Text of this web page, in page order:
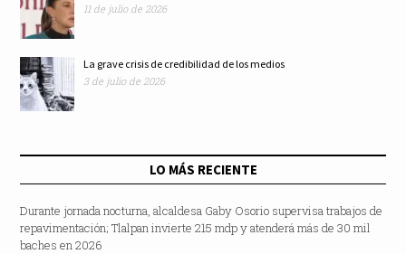
11 de julio de 2026
La grave crisis de credibilidad de los medios
3 de julio de 2026
LO MÁS RECIENTE
Durante jornada nocturna, alcaldesa Gaby Osorio supervisa trabajos de
repavimentación; Tlalpan invierte 215 mdp y atenderá más de 30 mil
baches en 2026